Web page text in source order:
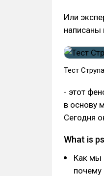
Или
написаны
Тест Струпа
- этот
в основу
Сегодня
What is
Как мы
почему